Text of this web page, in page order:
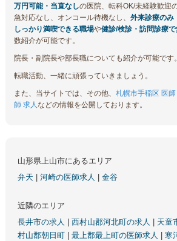
万円可能・当直なしの医院、転科OK/未経験歓迎
急対応なし、オンコール待機なし、 外来診療のみ
しっかり満喫できる職場や健診/検診・訪問診療
数紹介が可能です。
院長・副院長や部長職についても紹介が可能です。
転職活動、一緒に頑張っていきましょう。
また、当サイトでは、その他、 札幌市手稲区 医師
師 求人などの情報を公開しております。
山形県上山市にあるエリア
弁天
河崎の医師求人 金谷
近隣のエリア
長井市の求人
西村山郡河北町の求人 天童
村山郡朝日町
最上郡最上町の医師求人 寒